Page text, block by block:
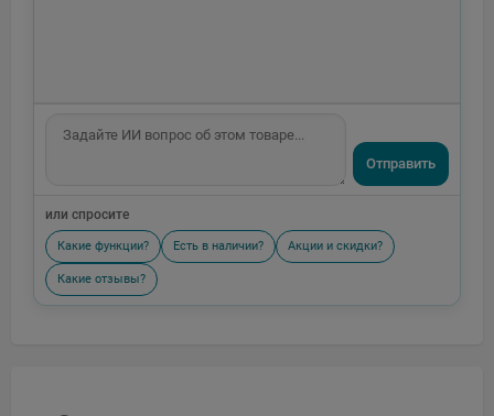
Отправить
или спросите
Какие функции? Есть в наличии? Акции и скидки?
Какие отзывы?